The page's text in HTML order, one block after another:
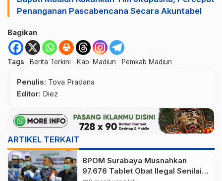
Penanganan Pascabencana Secara Akuntabel
Bagikan
Tags Berita Terkini Kab. Madiun Pemkab Madiun
Penulis: Tova Pradana
Editor: Diez
ARTIKEL TERKAIT
BPOM Surabaya Musnahkan
97.676 Tablet Obat Ilegal Senilai